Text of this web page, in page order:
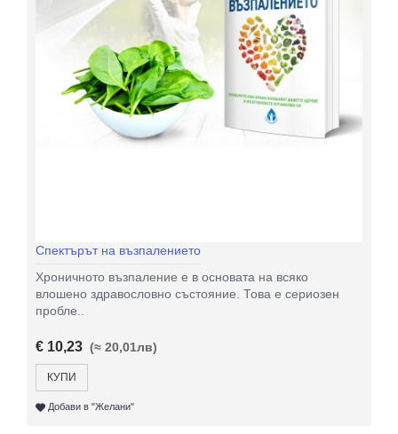
Спектърът на възпалението
Хроничното възпаление е в основата на всяко
влошено здравословно състояние. Това е сериозен
пробле..
€ 10,23 (≈ 20,01лв)
КУПИ
Добави в "Желани"